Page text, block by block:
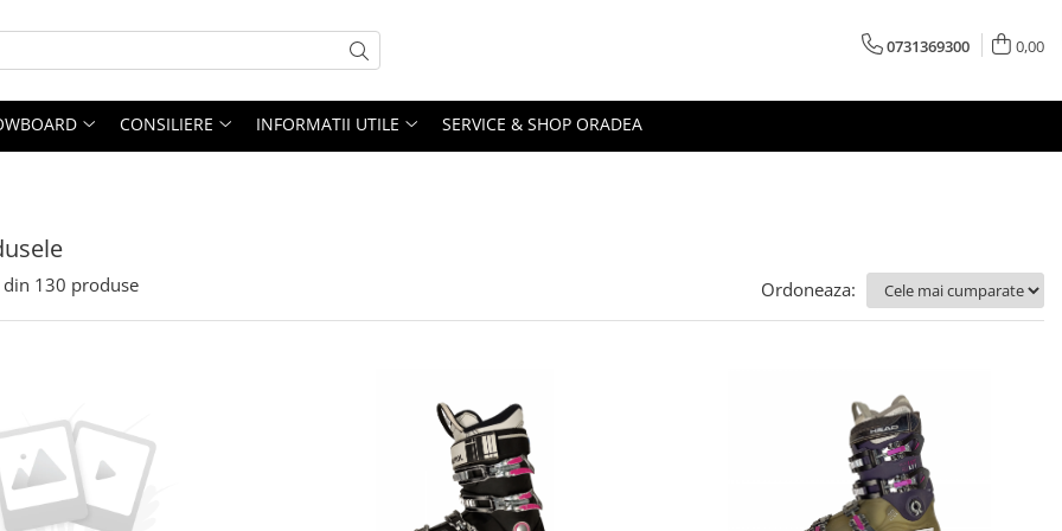
0731369300 0,00
CONSILIERE INFORMATII UTILE SERVICE & SHOP ORADEA
din 130 produse Ordoneaza: